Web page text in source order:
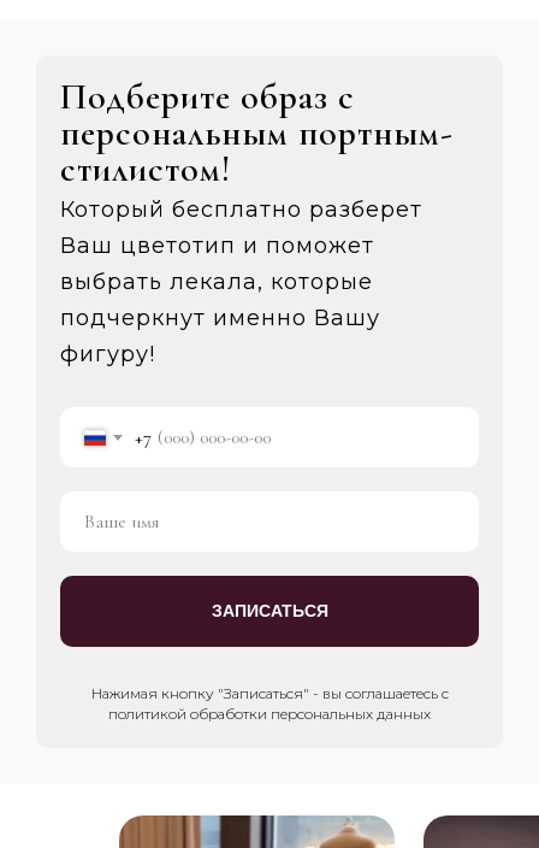
Подберите образ с
персональным портным-
стилистом!
Который бесплатно разберет
Ваш цветотип и поможет
выбрать лекала, которые
подчеркнут именно Вашу
фигуру!
+7
ЗАПИСАТЬСЯ
Нажимая кнопку "Записаться" - вы соглашаетесь с
политикой обработки персональных данных